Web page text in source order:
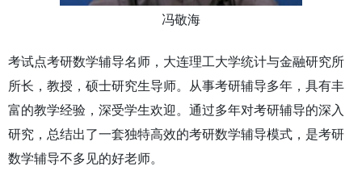
冯敬海
考试点考研数学辅导名师，大连理工大学统计与金融研究所
所长，教授，硕士研究生导师。从事考研辅导多年，具有丰
富的教学经验，深受学生欢迎。通过多年对考研辅导的深入
研究，总结出了一套独特高效的考研数学辅导模式，是考研
数学辅导不多见的好老师。